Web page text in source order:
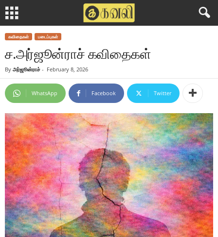
கவிதைகள் படைப்புகள்
ச.அர்ஜூன்ராச் கவிதைகள்
By அர்ஜூன்ராச் - February 8, 2026
WhatsApp Facebook Twitter